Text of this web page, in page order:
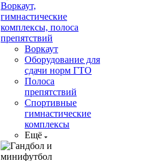
Воркаут,
гимнастические
комплексы, полоса
препятствий
Воркаут
Оборудование для
сдачи норм ГТО
Полоса
препятствий
Спортивные
гимнастические
комплексы
Ещё